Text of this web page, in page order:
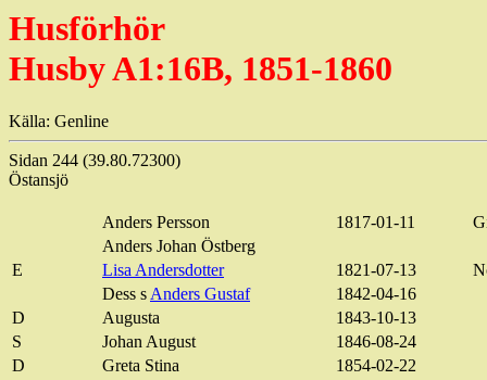
Husförhör
Husby A1:16B, 1851-1860
Källa: Genline
Sidan 244 (39.80.72300)
Östansjö
Anders Persson 1817-01-11
Anders Johan Östberg
E
Lisa Andersdotter 1821-07-13
Dess sAnders Gustaf
1842-04-16
D
Augusta
1843-10-13
S
Johan August
1846-08-24
D
Greta Stina 1854-02-22